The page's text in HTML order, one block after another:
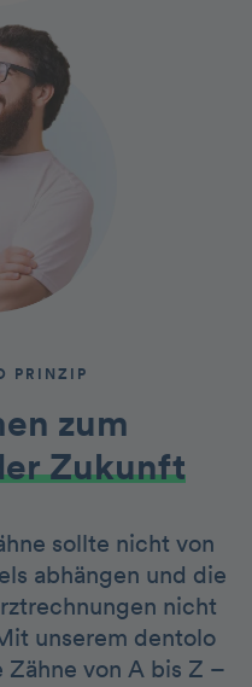
PRINZIP
zum
Zukunft
sollte nicht von
abhängen und die
nicht
unserem dentolo
Zähne von A bis Z –